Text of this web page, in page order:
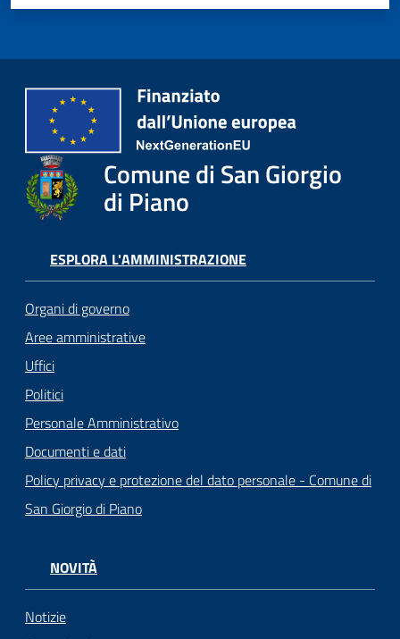
Comune di San Giorgio
di Piano
ESPLORA L'AMMINISTRAZIONE
Organi di governo
Aree amministrative
Uffici
Politici
Personale Amministrativo
Documenti e dati
Policy privacy e protezione del dato personale - Comune di
San Giorgio di Piano
NOVITÀ
Notizie